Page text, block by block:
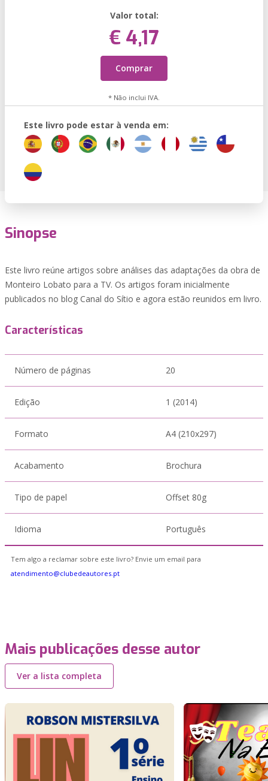
Valor total:
€ 4,17
Comprar
* Não inclui IVA.
Este livro pode estar à venda em:
Sinopse
Este livro reúne artigos sobre análises das adaptações da obra de
Monteiro Lobato para a TV. Os artigos foram inicialmente
publicados no blog Canal do Sítio e agora estão reunidos em livro.
Características
Número de páginas 20
Edição 1 (2014)
Formato A4 (210x297)
Acabamento Brochura
Tipo de papel Offset 80g
Idioma Português
Tem algo a reclamar sobre este livro? Envie um email para
atendimento@clubedeautores.pt
Mais publicações desse autor
Ver a lista completa